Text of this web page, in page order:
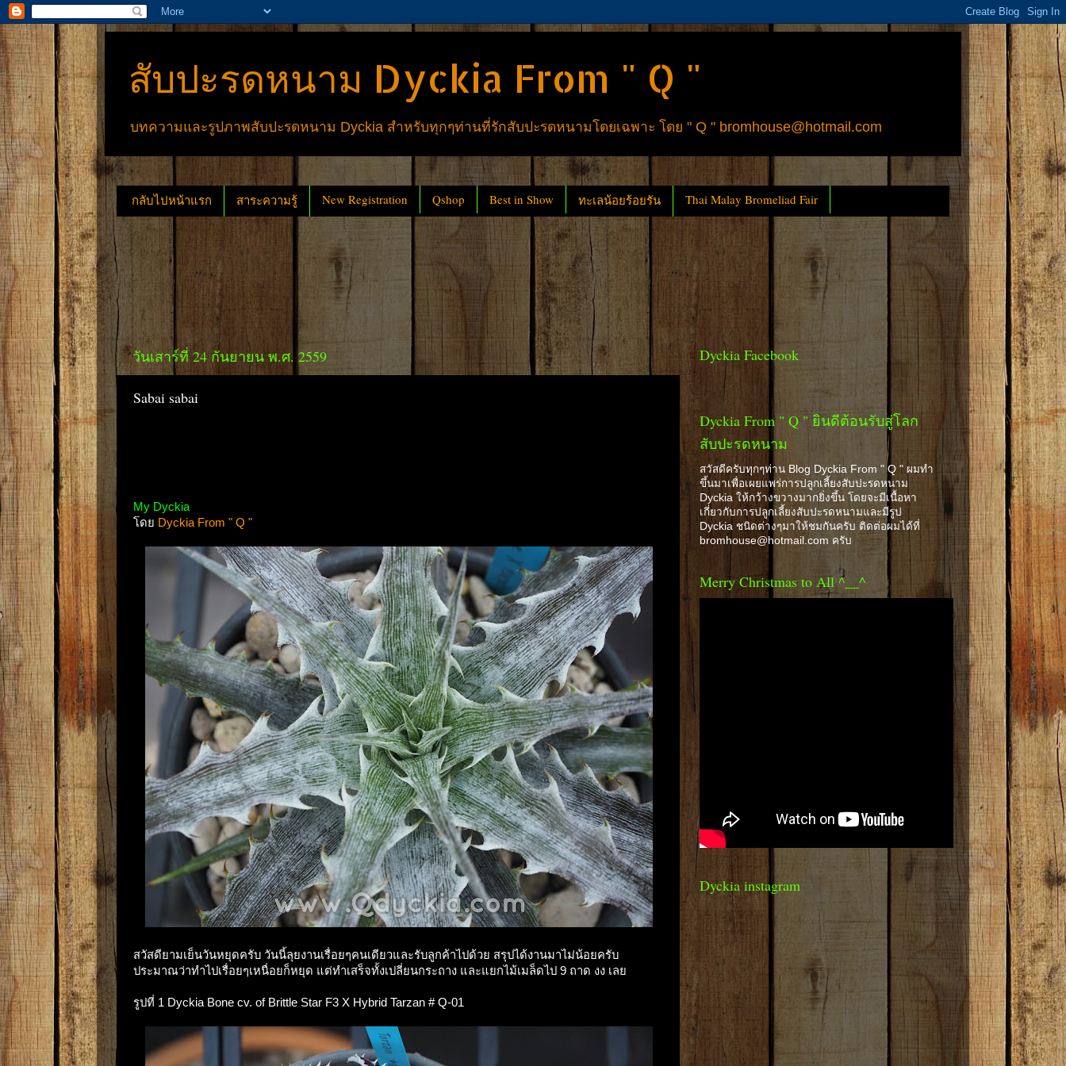
สับปะรดหนาม Dyckia From " Q "
บทความและรูปภาพสับปะรดหนาม Dyckia สำหรับทุกๆท่านที่รักสับปะรดหนามโดยเฉพาะ โดย " Q " bromhouse@hotmail.com
กลับไปหน้าแรก สาระความรู้ New Registration Qshop Best in Show ทะเลน้อยร้อยรัน Thai Malay Bromeliad Fair
วันเสาร์ที่ 24 กันยายน พ.ศ. 2559
Sabai sabai
My Dyckia
โดย Dyckia From " Q "
สวัสดียามเย็นวันหยุดครับ วันนี้ลุยงานเรื่อยๆคนเดียวและรับลูกค้าไปด้วย สรุปได้งานมาไม่น้อยครับ
ประมาณว่าทำไปเรื่อยๆเหนื่อยก็หยุด แต่ทำเสร็จทั้งเปลี่ยนกระถาง และแยกไม้เมล็ดไป 9 ถาด งง เลย
รูปที่ 1 Dyckia Bone cv. of Brittle Star F3 X Hybrid Tarzan # Q-01
Dyckia Facebook
Dyckia From " Q " ยินดีต้อนรับสู่โลก
สับปะรดหนาม
สวัสดีครับทุกๆท่าน Blog Dyckia From " Q " ผมทำ
ขึ้นมาเพื่อเผยแพร่การปลูกเลี้ยงสับปะรดหนาม
Dyckia ให้กว้างขวางมากยิ่งขึ้น โดยจะมีเนื้อหา
เกี่ยวกับการปลูกเลี้ยงสับปะรดหนามและมีรูป
Dyckia ชนิดต่างๆมาให้ชมกันครับ ติดต่อผมได้ที่
bromhouse@hotmail.com ครับ
Merry Christmas to All ^__^
Dyckia instagram